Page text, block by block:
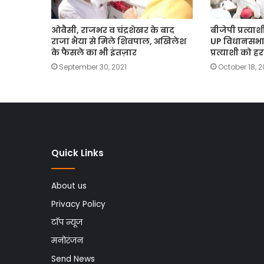
ओवैसी, राजभर व चंद्रशेखर के बाद
राजा भैया से मिले शिवपाल, अखिलेश
के फैसले का भी इंतज़ार
September 30, 2021
बीजेपी
UP
प्रत्याशी को
October 18,
Quick Links
About us
Privacy Policy
टॉप न्यूज
मनोरंजन
Send News